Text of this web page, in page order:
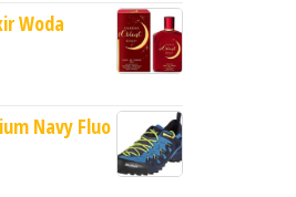
Woda
Navy Fluo